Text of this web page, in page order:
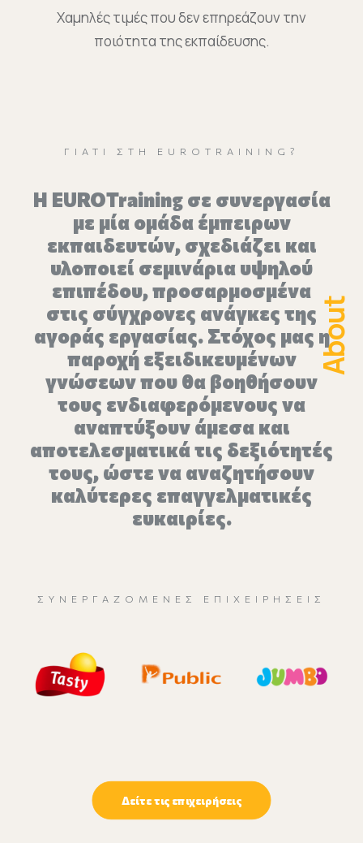
Χαμηλές τιμές που δεν επηρεάζουν την
ποιότητα της εκπαίδευσης.
ΓΙΑΤΊ ΣΤΗ EUROTRAINING?
H EUROTraining σε συνεργασία
με μία ομάδα έμπειρων
εκπαιδευτών, σχεδιάζει και
υλοποιεί σεμινάρια υψηλού
επιπέδου, προσαρμοσμένα
στις σύγχρονες ανάγκες της
αγοράς εργασίας. Στόχος μας η
παροχή εξειδικευμένων
γνώσεων που θα βοηθήσουν
τους ενδιαφερόμενους να
αναπτύξουν άμεσα και
αποτελεσματικά τις δεξιότητές
τους, ώστε να αναζητήσουν
καλύτερες επαγγελματικές
ευκαιρίες.
About
ΣΥΝΕΡΓΑΖΌΜΕΝΕΣ ΕΠΙΧΕΙΡΉΣΕΙΣ
Δείτε τις επιχειρήσεις